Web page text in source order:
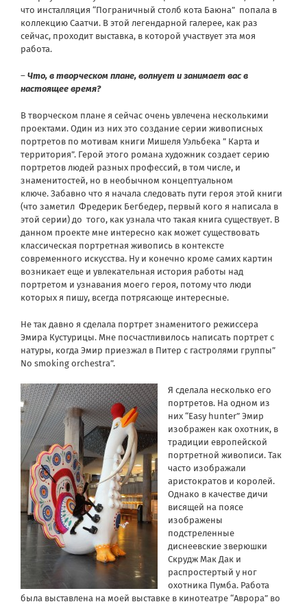
что инсталляция “Пограничный столб кота Баюна” попала в
коллекцию Саатчи. В этой легендарной галерее, как раз
сейчас, проходит выставка, в которой участвует эта моя
работа.
– Что, в творческом плане, волнует и занимает вас в
настоящее время?
В творческом плане я сейчас очень увлечена несколькими
проектами. Один из них это создание серии живописных
портретов по мотивам книги Мишеля Уэльбека ” Карта и
территория”. Герой этого романа художник создает серию
портретов людей разных профессий, в том числе, и
знаменитостей, но в необычном концептуальном
ключе. Забавно что я начала следовать пути героя этой книги
(что заметил Фредерик Бегбедер, первый кого я написала в
этой серии) до того, как узнала что такая книга существует. В
данном проекте мне интересно как может существовать
классическая портретная живопись в контексте
современного искусства. Ну и конечно кроме самих картин
возникает еще и увлекательная история работы над
портретом и узнавания моего героя, потому что люди
которых я пишу, всегда потрясающе интересные.
Не так давно я сделала портрет знаменитого режиссера
Эмира Кустурицы. Мне посчастливилось написать портрет с
натуры, когда Эмир приезжал в Питер с гастролями группы”
No smoking orchestra”.
Я сделала несколько его
портретов. На одном из
них “Easy hunter” Эмир
изображен как охотник, в
традиции европейской
портретной живописи. Так
часто изображали
аристократов и королей.
Однако в качестве дичи
висящей на поясе
изображены
подстреленные
диснеевские зверюшки
Скрудж Мак Дак и
распростертый у ног
охотника Пумба. Работа
была выставлена на моей выставке в кинотеатре “Аврора” во